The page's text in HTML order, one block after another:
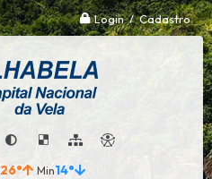
Login / Cadastro
26° 14°